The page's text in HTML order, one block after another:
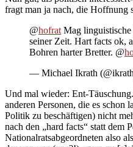
fragt man ja nach, die Hoffnung
@hofrat Mag linguistische
seiner Zeit. Hart facts ok,
Bohren harter Bretter. @
— Michael Ikrath
Und mal wieder: Ent-
anderen Personen, die es schon
Politik zu beschäftigen) nicht
nach den „hard facts“ statt
Nationalratsabgeordneten also